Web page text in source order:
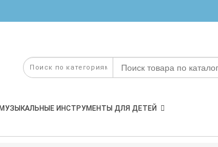
МУЗЫКАЛЬНЫЕ ИНСТРУМЕНТЫ ДЛЯ ДЕТЕЙ